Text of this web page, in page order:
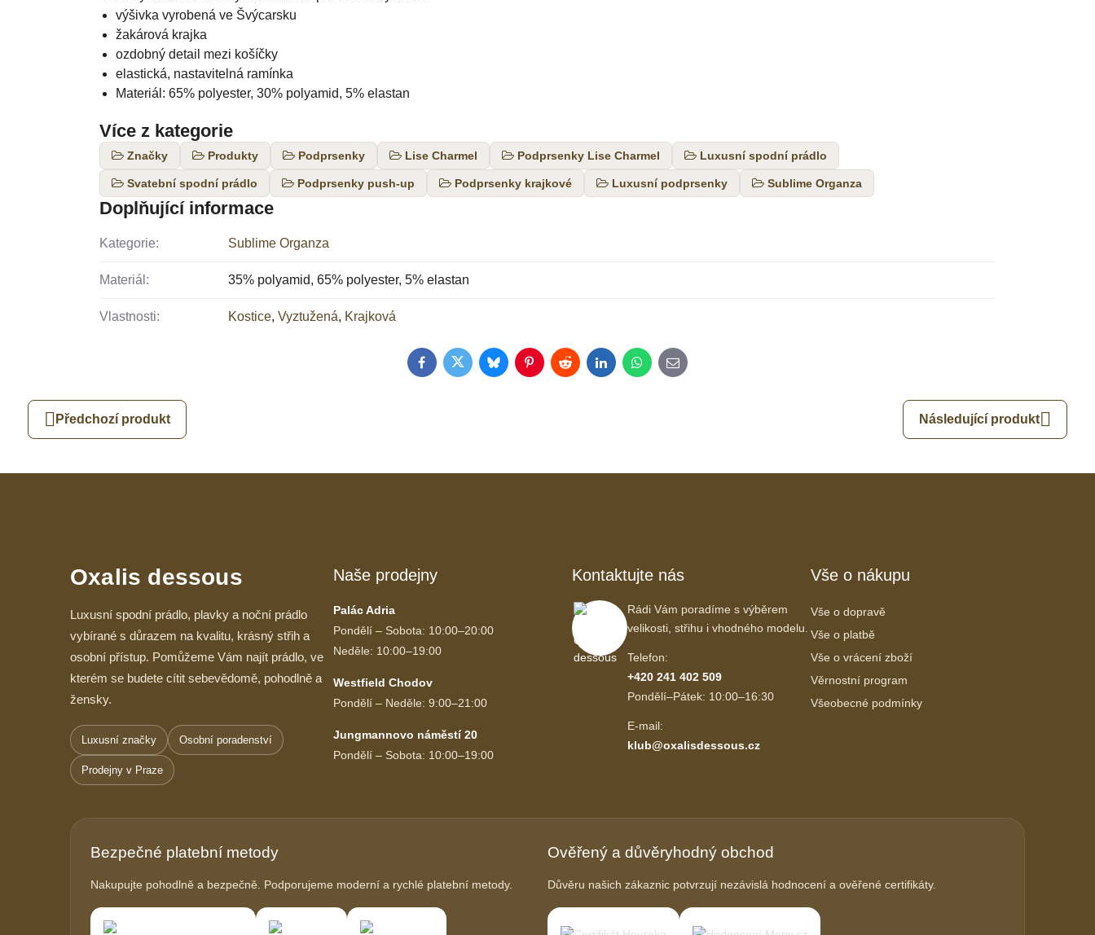
výšivka vyrobená ve Švýcarsku
žakárová krajka
ozdobný detail mezi košíčky
elastická, nastavitelná ramínka
Materiál: 65% polyester, 30% polyamid, 5% elastan
Více z kategorie
Značky Produkty Podprsenky Lise Charmel Podprsenky Lise Charmel Luxusní spodní prádlo
Svatební spodní prádlo Podprsenky push-up Podprsenky krajkové Luxusní podprsenky Sublime Organza
Doplňující informace
Kategorie: Sublime Organza
Materiál: 35% polyamid, 65% polyester, 5% elastan
Vlastnosti: Kostice, Vyztužená, Krajková
FacebookTwitterBlueskyPinterestRedditLinkedInWhatsApp
E-
mail
Předchozí produkt Následující produkt
Oxalis dessous
Luxusní spodní prádlo, plavky a noční prádlo
vybírané s důrazem na kvalitu, krásný střih a
osobní přístup. Pomůžeme Vám najít prádlo, ve
kterém se budete cítit sebevědomě, pohodlně a
žensky.
Luxusní značky Osobní poradenství
Prodejny v Praze
Naše prodejny
Palác Adria
Pondělí – Sobota: 10:00–20:00
Neděle: 10:00–19:00
Westfield Chodov
Pondělí – Neděle: 9:00–21:00
Jungmannovo náměstí 20
Pondělí – Sobota: 10:00–19:00
Kontaktujte nás
Rádi Vám poradíme s výběrem
velikosti, střihu i vhodného modelu.
Telefon:
+420 241 402 509
Pondělí–Pátek: 10:00–16:30
E-mail:
klub@oxalisdessous.cz
Vše o nákupu
Vše o dopravě
Vše o platbě
Vše o vrácení zboží
Věrnostní program
Všeobecné podmínky
Bezpečné platební metody
Nakupujte pohodlně a bezpečně. Podporujeme moderní a rychlé platební metody.
Ověřený a důvěryhodný obchod
Důvěru našich zákaznic potvrzují nezávislá hodnocení a ověřené certifikáty.